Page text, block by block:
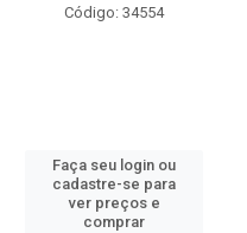
Código: 34554
Faça seu login ou
cadastre-se para
ver preços e
comprar